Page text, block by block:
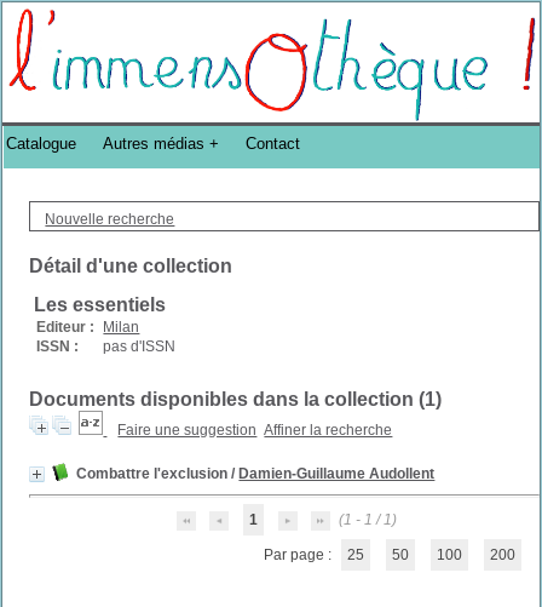
Bibliothèque DoucheFLUX Bibliotheek -->
Nouvelle recherche
Détail d'une collection
Les essentiels
Editeur :
Milan
ISSN :
pas d'ISSN
Documents disponibles dans la collection (1)
Faire une suggestion Affiner la recherche
Combattre l'exclusion / Damien-Guillaume Audollent
1 (1 - 1 / 1)
Par page : 25 50 100 200
Catalogue Autres médias Contact